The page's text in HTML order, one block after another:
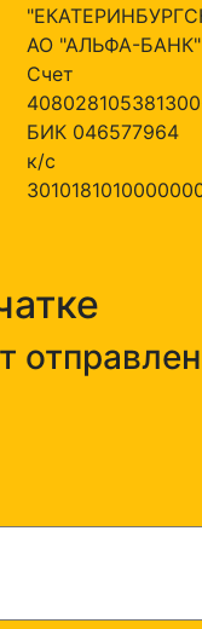
АО "АЛЬФА-БАНК"
Счет
БИК 046577964
к/с
отправлен